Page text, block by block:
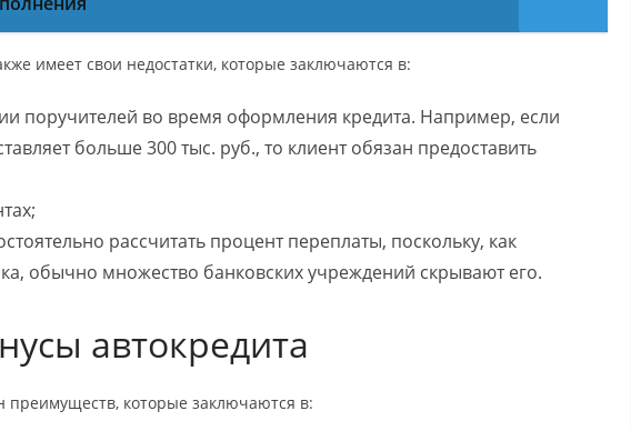
имеет свои недостатки, которые заключаются в:
поручителей во время оформления кредита. Например, если
больше 300 тыс. руб., то клиент обязан предоставить
рассчитать процент переплаты, поскольку, как
обычно множество банковских учреждений скрывают его.
автокредита
преимуществ, которые заключаются в: